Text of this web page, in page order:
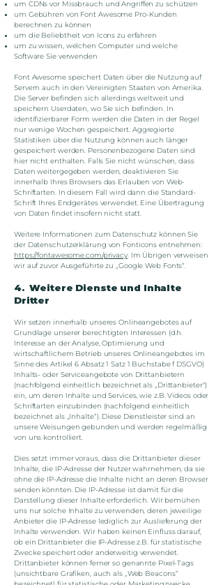
um CDNs vor Missbrauch und Angriffen zu schützen
um Gebühren von Font Awesome Pro-Kunden
berechnen zu können
um die Beliebtheit von Icons zu erfahren
um zu wissen, welchen Computer und welche
Software Sie verwenden
Font Awesome speichert Daten über die Nutzung auf
Servern auch in den Vereinigten Staaten von Amerika.
Die Server befinden sich allerdings weltweit und
speichern Userdaten, wo Sie sich befinden. In
identifizierbarer Form werden die Daten in der Regel
nur wenige Wochen gespeichert. Aggregierte
Statistiken über die Nutzung können auch länger
gespeichert werden. Personenbezogene Daten sind
hier nicht enthalten. Falls Sie nicht wünschen, dass
Daten weitergegeben werden, deaktivieren Sie
innerhalb Ihres Browsers das Erlauben von Web-
Schriftarten. In diesem Fall wird dann die Standard-
Schrift Ihres Endgerätes verwendet. Eine Übertragung
von Daten findet insofern nicht statt.
Weitere Informationen zum Datenschutz können Sie
der Datenschutzerklärung von Fonticons entnehmen:
https://fontawesome.com/privacy. Im Übrigen verweisen
wir auf zuvor Ausgeführte zu „Google Web Fonts“.
4. Weitere Dienste und Inhalte
Dritter
Wir setzen innerhalb unseres Onlineangebotes auf
Grundlage unserer berechtigten Interessen (d.h.
Interesse an der Analyse, Optimierung und
wirtschaftlichem Betrieb unseres Onlineangebotes im
Sinne des Artikel 6 Absatz 1 Satz 1 Buchstabe f DSGVO)
Inhalts- oder Serviceangebote von Drittanbietern
(nachfolgend einheitlich bezeichnet als „Drittanbieter")
ein, um deren Inhalte und Services, wie z.B. Videos oder
Schriftarten einzubinden (nachfolgend einheitlich
bezeichnet als „Inhalte“). Diese Dienstleister sind an
unsere Weisungen gebunden und werden regelmäßig
von uns kontrolliert.
Dies setzt immer voraus, dass die Drittanbieter dieser
Inhalte, die IP-Adresse der Nutzer wahrnehmen, da sie
ohne die IP-Adresse die Inhalte nicht an deren Browser
senden könnten. Die IP-Adresse ist damit für die
Darstellung dieser Inhalte erforderlich. Wir bemühen
uns nur solche Inhalte zu verwenden, deren jeweilige
Anbieter die IP-Adresse lediglich zur Auslieferung der
Inhalte verwenden. Wir haben keinen Einfluss darauf,
ob ein Drittanbieter die IP-Adresse z.B. für statistische
Zwecke speichert oder anderweitig verwendet.
Drittanbieter können ferner so genannte Pixel-Tags
(unsichtbare Grafiken, auch als „Web Beacons“